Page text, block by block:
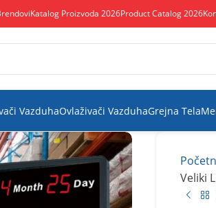
Katalog Proizvoda 2026Product Catalog 2026
VazduhaOvlaživači VazduhaGrejna Tela
Veliki